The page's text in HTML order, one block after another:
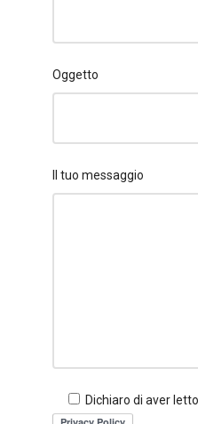
Oggetto
Il tuo messaggio
Dichiaro di aver